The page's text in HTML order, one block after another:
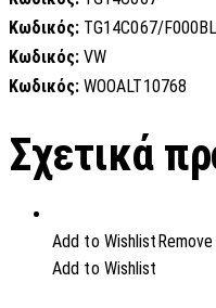
Κωδικός: TG14C067/
Κωδικός: VW
Κωδικός: WOOALT10768
Σχετικά
Add to Wishlist
Add to Wishlist